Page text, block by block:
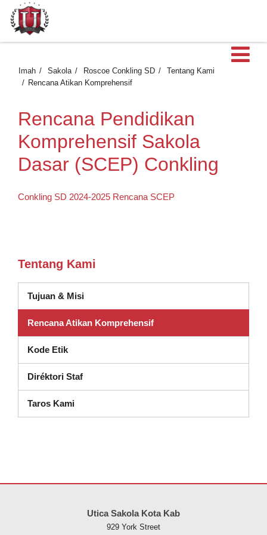
Imah Sakola Roscoe Conkling SD
Tentang Kami
Rencana Atikan Komprehensif
Rencana Pendidikan
Komprehensif Sakola
Dasar (SCEP) Conkling
Conkling SD 2024-2025 Rencana SCEP
Tentang Kami
Tujuan & Misi
Rencana Atikan Komprehensif
Kode Etik(muka dina jandela anyar)
Diréktori Staf
Taros Kami
Utica Sakola Kota Kab
929 York Street